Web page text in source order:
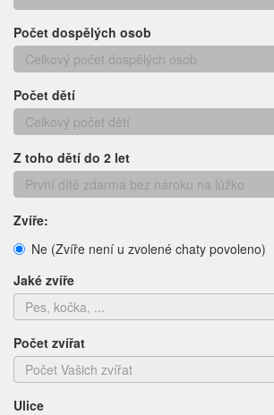
Počet dospělých osob
Počet dětí
Z toho dětí do 2 let
Zvíře:
Ne (Zvíře není u zvolené chaty povoleno)
Jaké zvíře
Počet zvířat
Ulice